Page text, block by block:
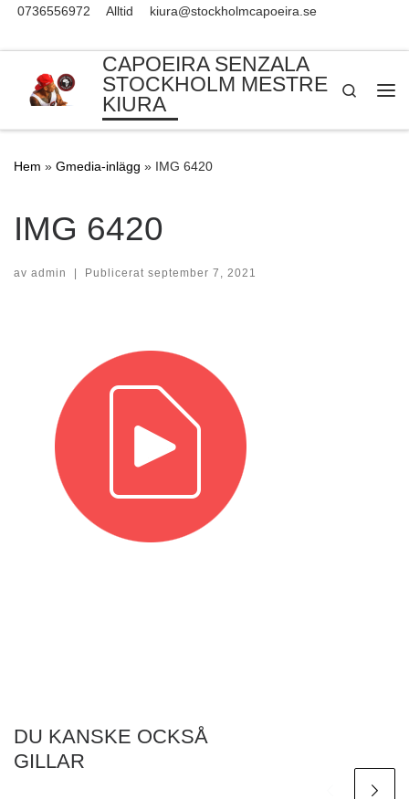
0736556972 Alltid kiura@stockholmcapoeira.se
CAPOEIRA SENZALA
STOCKHOLM MESTRE
KIURA
Search
Hem » Gmedia-inlägg » IMG 6420
IMG 6420
av admin | Publicerat september 7, 2021
DU KANSKE OCKSÅ
GILLAR